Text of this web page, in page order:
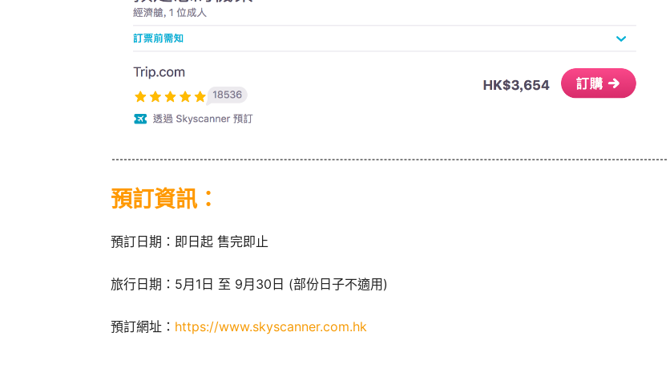
預訂資訊：
預訂日期：即日起 售完即止
旅行日期：5月1日 至 9月30日 (部份日子不適用)
預訂網址： https://www.skyscanner.com.hk